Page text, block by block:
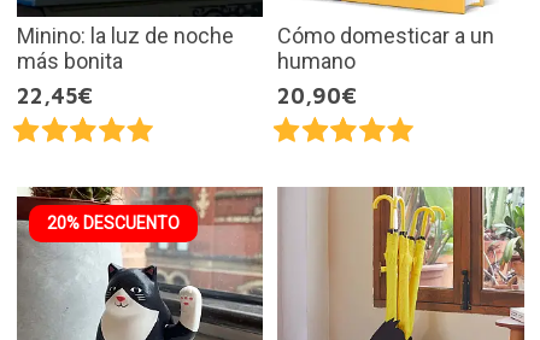
Minino: la luz de noche
más bonita
22,45€
Cómo domesticar a un
humano
20,90€
20% DESCUENTO